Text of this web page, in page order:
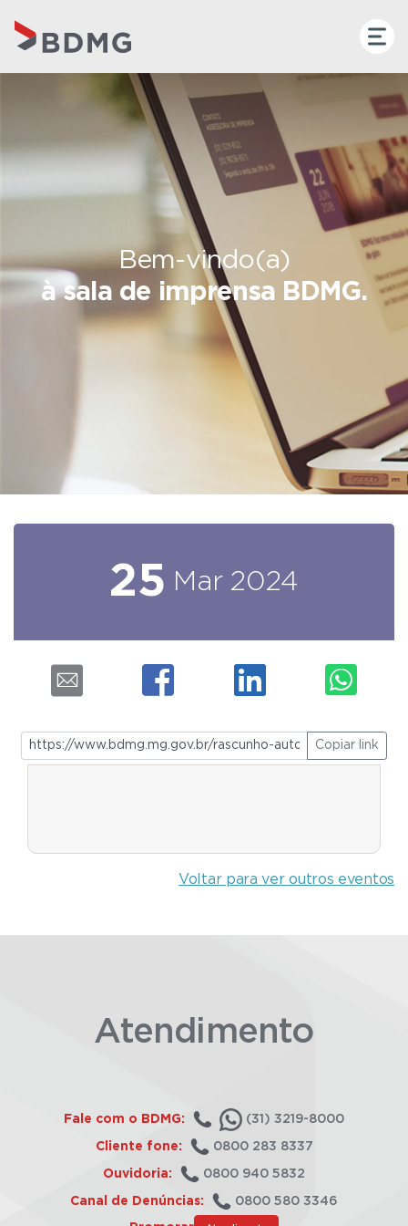
Bem-vindo(a)
à sala de imprensa BDMG.
25 Mar 2024
Copiar link
Voltar para ver outros eventos
Atendimento
Fale com o BDMG: (31) 3219-8000
Cliente fone: 0800 283 8337
Ouvidoria: 0800 940 5832
Canal de Denúncias: 0800 580 3346